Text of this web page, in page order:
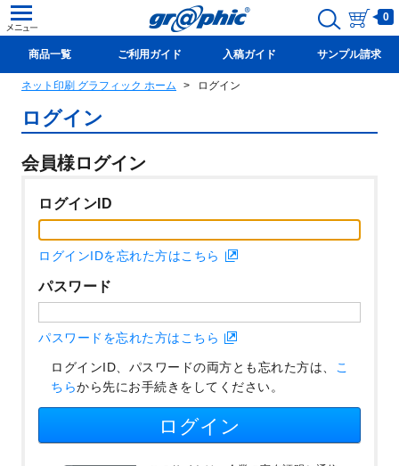
0
商品一覧 ご利用ガイド 入稿ガイド サンプル請求
新規会員登録(無料)
ネット印刷 グラフィック ホーム ログイン
ログイン
会員様ログイン
ログインID
ログインIDを忘れた方はこちら
パスワード
パスワードを忘れた方はこちら
ログインID、パスワードの両方とも忘れた方は、 こ
ちらから先にお手続きをしてください。
ログイン